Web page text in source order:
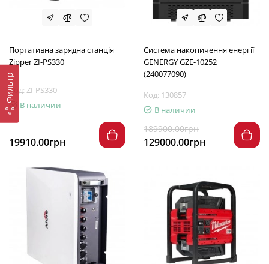
Фильтр
Портативна зарядна станція
Zipper ZI-PS330
Код: ZI-PS330
В наличии
19910.00грн
Система накопичення енергії
GENERGY GZE-10252
(240077090)
Код: 130857
В наличии
189900.00грн
129000.00грн